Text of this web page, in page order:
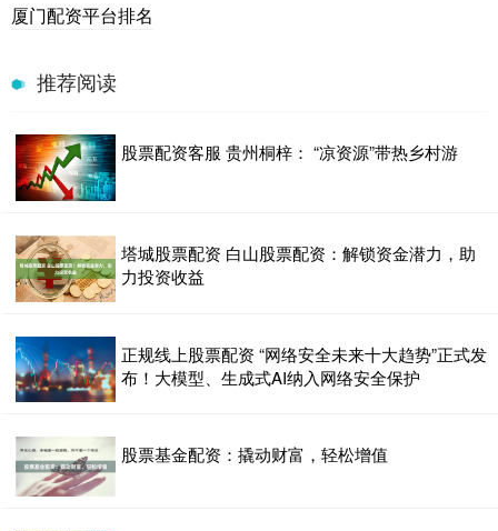
厦门配资平台排名
推荐阅读
股票配资客服 贵州桐梓： “凉资源”带热乡村游
塔城股票配资 白山股票配资：解锁资金潜力，助
力投资收益
正规线上股票配资 “网络安全未来十大趋势”正式发
布！大模型、生成式AI纳入网络安全保护
股票基金配资：撬动财富，轻松增值